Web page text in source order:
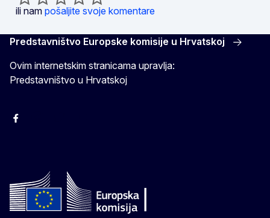
ili nam pošaljite svoje komentare
Predstavništvo Europske komisije u Hrvatskoj
Ovim internetskim stranicama upravlja:
Predstavništvo u Hrvatskoj
Facebook